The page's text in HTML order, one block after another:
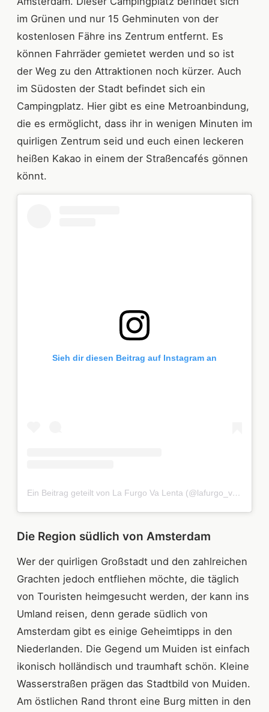
im Grünen und nur 15 Gehminuten von der
kostenlosen Fähre ins Zentrum entfernt. Es
können Fahrräder gemietet werden und so ist
der Weg zu den Attraktionen noch kürzer. Auch
im Südosten der Stadt befindet sich ein
Campingplatz. Hier gibt es eine Metroanbindung,
die es ermöglicht, dass ihr in wenigen Minuten im
quirligen Zentrum seid und euch einen leckeren
heißen Kakao in einem der Straßencafés gönnen
könnt.
Sieh dir diesen Beitrag auf Instagram an
Ein Beitrag geteilt von La Furgo Va Lenta (@lafurgo_valenta)
Die Region südlich von Amsterdam
Wer der quirligen Großstadt und den zahlreichen
Grachten jedoch entfliehen möchte, die täglich
von Touristen heimgesucht werden, der kann ins
Umland reisen, denn gerade südlich von
Amsterdam gibt es einige Geheimtipps in den
Niederlanden. Die Gegend um Muiden ist einfach
ikonisch holländisch und traumhaft schön. Kleine
Wasserstraßen prägen das Stadtbild von Muiden.
Am östlichen Rand thront eine Burg mitten in den